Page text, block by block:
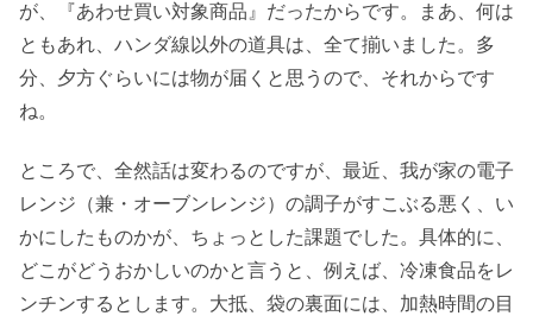
が、『あわせ買い対象商品』だったからです。まあ、何は
ともあれ、ハンダ線以外の道具は、全て揃いました。多
分、夕方ぐらいには物が届くと思うので、それからです
ね。
ところで、全然話は変わるのですが、最近、我が家の電子
レンジ（兼・オーブンレンジ）の調子がすこぶる悪く、い
かにしたものかが、ちょっとした課題でした。具体的に、
どこがどうおかしいのかと言うと、例えば、冷凍食品をレ
ンチンするとします。大抵、袋の裏面には、加熱時間の目